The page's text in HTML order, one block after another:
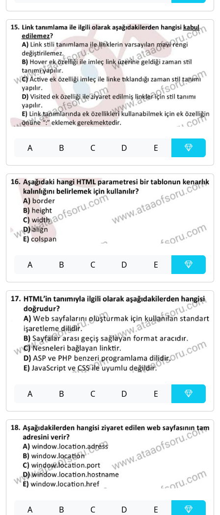
A B C D E
A B C D E
A B C D E
A B C D E